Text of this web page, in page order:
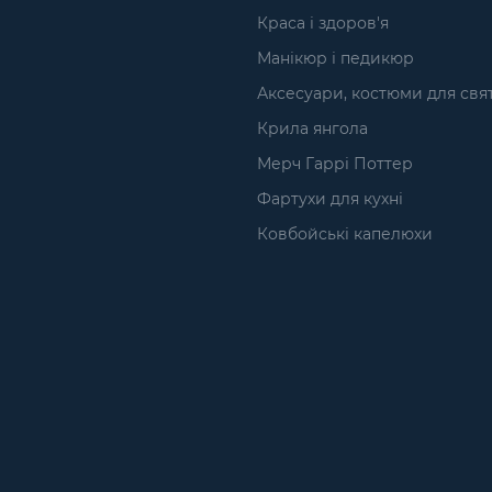
Краса і здоров'я
Манікюр і педикюр
Аксесуари, костюми для
Крила янгола
Мерч Гаррі Поттер
Фартухи для кухні
Ковбойські капелюхи